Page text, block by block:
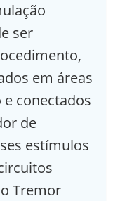
ser
em áreas
conectados
de
estímulos
Tremor